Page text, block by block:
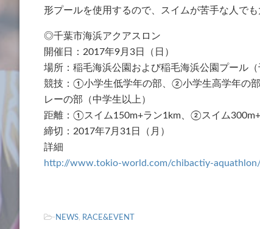
形プールを使用するので、スイムが苦手な人でも
◎千葉市海浜アクアスロン
開催日：2017年9月3日（日）
場所：稲毛海浜公園および稲毛海浜公園プール（
競技：①小学生低学年の部、②小学生高学年の
レーの部（中学生以上）
距離：①スイム150m+ラン1km、②スイム
締切：2017年7月31日（月）
詳細
http://www.tokio-world.com/chibactiy-
- NEWS, RACE&EVENT